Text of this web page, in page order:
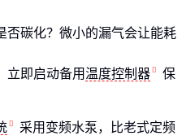
否碳化？微小的漏气会让能耗
立即启动备用温度控制器
保
采用变频水泵，比老式定频